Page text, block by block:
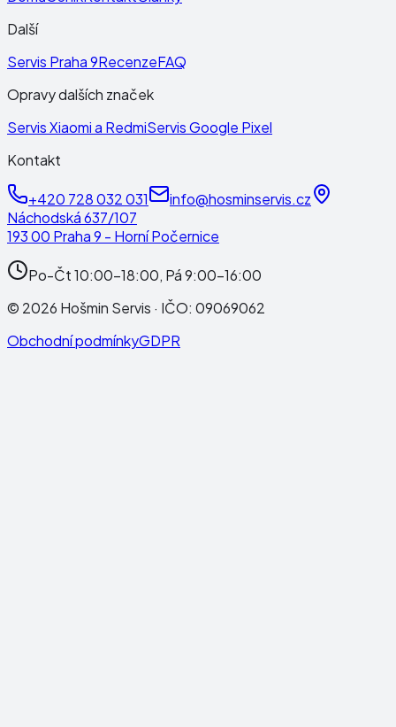
Další
Servis Praha 9RecenzeFAQ
Opravy dalších značek
Servis Xiaomi a RedmiServis Google Pixel
Kontakt
+420 728 032 031
info@hosminservis.cz
Náchodská 637/107
193 00 Praha 9 - Horní Počernice
Po-Čt 10:00-18:00, Pá 9:00-16:00
© 2026 Hošmin Servis · IČO: 09069062
Obchodní podmínkyGDPR